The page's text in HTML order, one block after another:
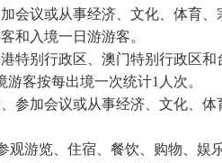
会议或从事经济、文化、体育
和入境一日游游客。
特别行政区、澳门特别行政区
游客按每出境一次统计1人次。
参加会议或从事经济、文化、
游览、住宿、餐饮、购物、娱